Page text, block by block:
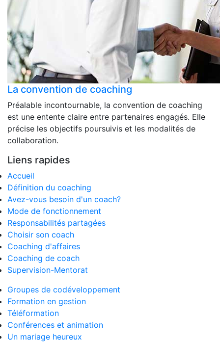
La convention de coaching
Préalable incontournable, la convention de coaching
est une entente claire entre partenaires engagés. Elle
précise les objectifs poursuivis et les modalités de
collaboration.
Liens rapides
Accueil
Définition du coaching
Avez-vous besoin d'un coach?
Mode de fonctionnement
Responsabilités partagées
Choisir son coach
Coaching d'affaires
Coaching de coach
Supervision-Mentorat
Groupes de codéveloppement
Formation en gestion
Téléformation
Conférences et animation
Un mariage heureux